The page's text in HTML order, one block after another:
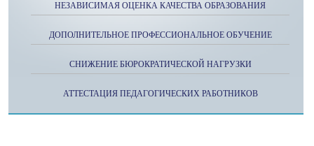
НЕЗАВИСИМАЯ ОЦЕНКА КАЧЕСТВА ОБРАЗОВАНИЯ
ДОПОЛНИТЕЛЬНОЕ ПРОФЕССИОНАЛЬНОЕ ОБУЧЕНИЕ
СНИЖЕНИЕ БЮРОКРАТИЧЕСКОЙ НАГРУЗКИ
АТТЕСТАЦИЯ ПЕДАГОГИЧЕСКИХ РАБОТНИКОВ